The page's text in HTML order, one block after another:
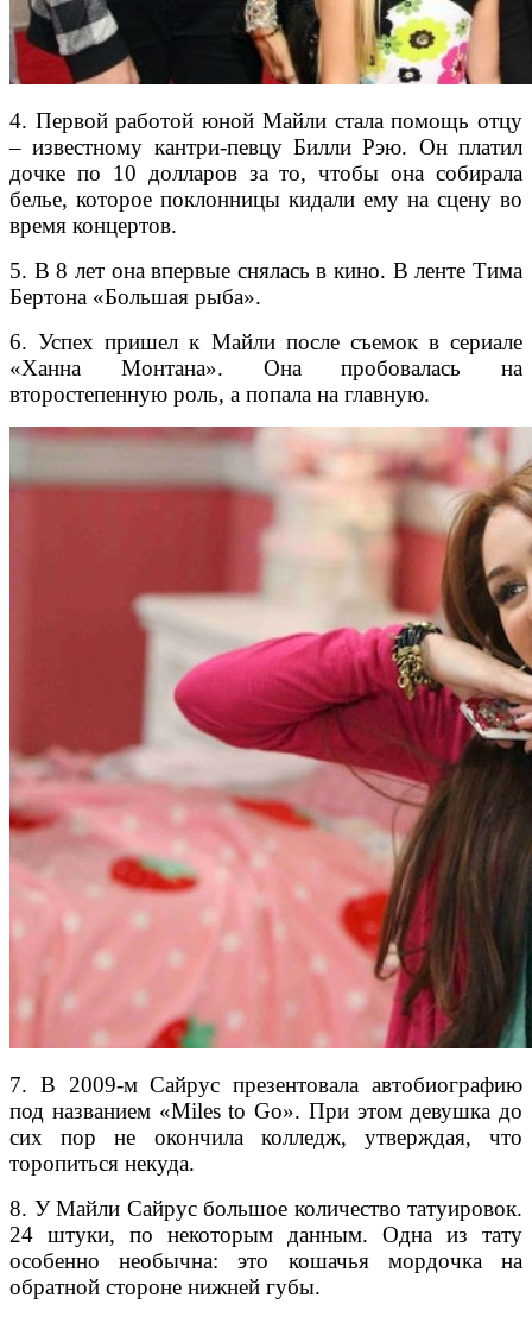
4. Первой работой юной Майли стала помощь отцу
– известному кантри-певцу Билли Рэю. Он платил
дочке по 10 долларов за то, чтобы она собирала
белье, которое поклонницы кидали ему на сцену во
время концертов.
5. В 8 лет она впервые снялась в кино. В ленте Тима
Бертона «Большая рыба».
6. Успех пришел к Майли после съемок в сериале
«Ханна Монтана». Она пробовалась на
второстепенную роль, а попала на главную.
7. В 2009-м Сайрус презентовала автобиографию
под названием «Miles to Go». При этом девушка до
сих пор не окончила колледж, утверждая, что
торопиться некуда.
8. У Майли Сайрус большое количество татуировок.
24 штуки, по некоторым данным. Одна из тату
особенно необычна: это кошачья мордочка на
обратной стороне нижней губы.